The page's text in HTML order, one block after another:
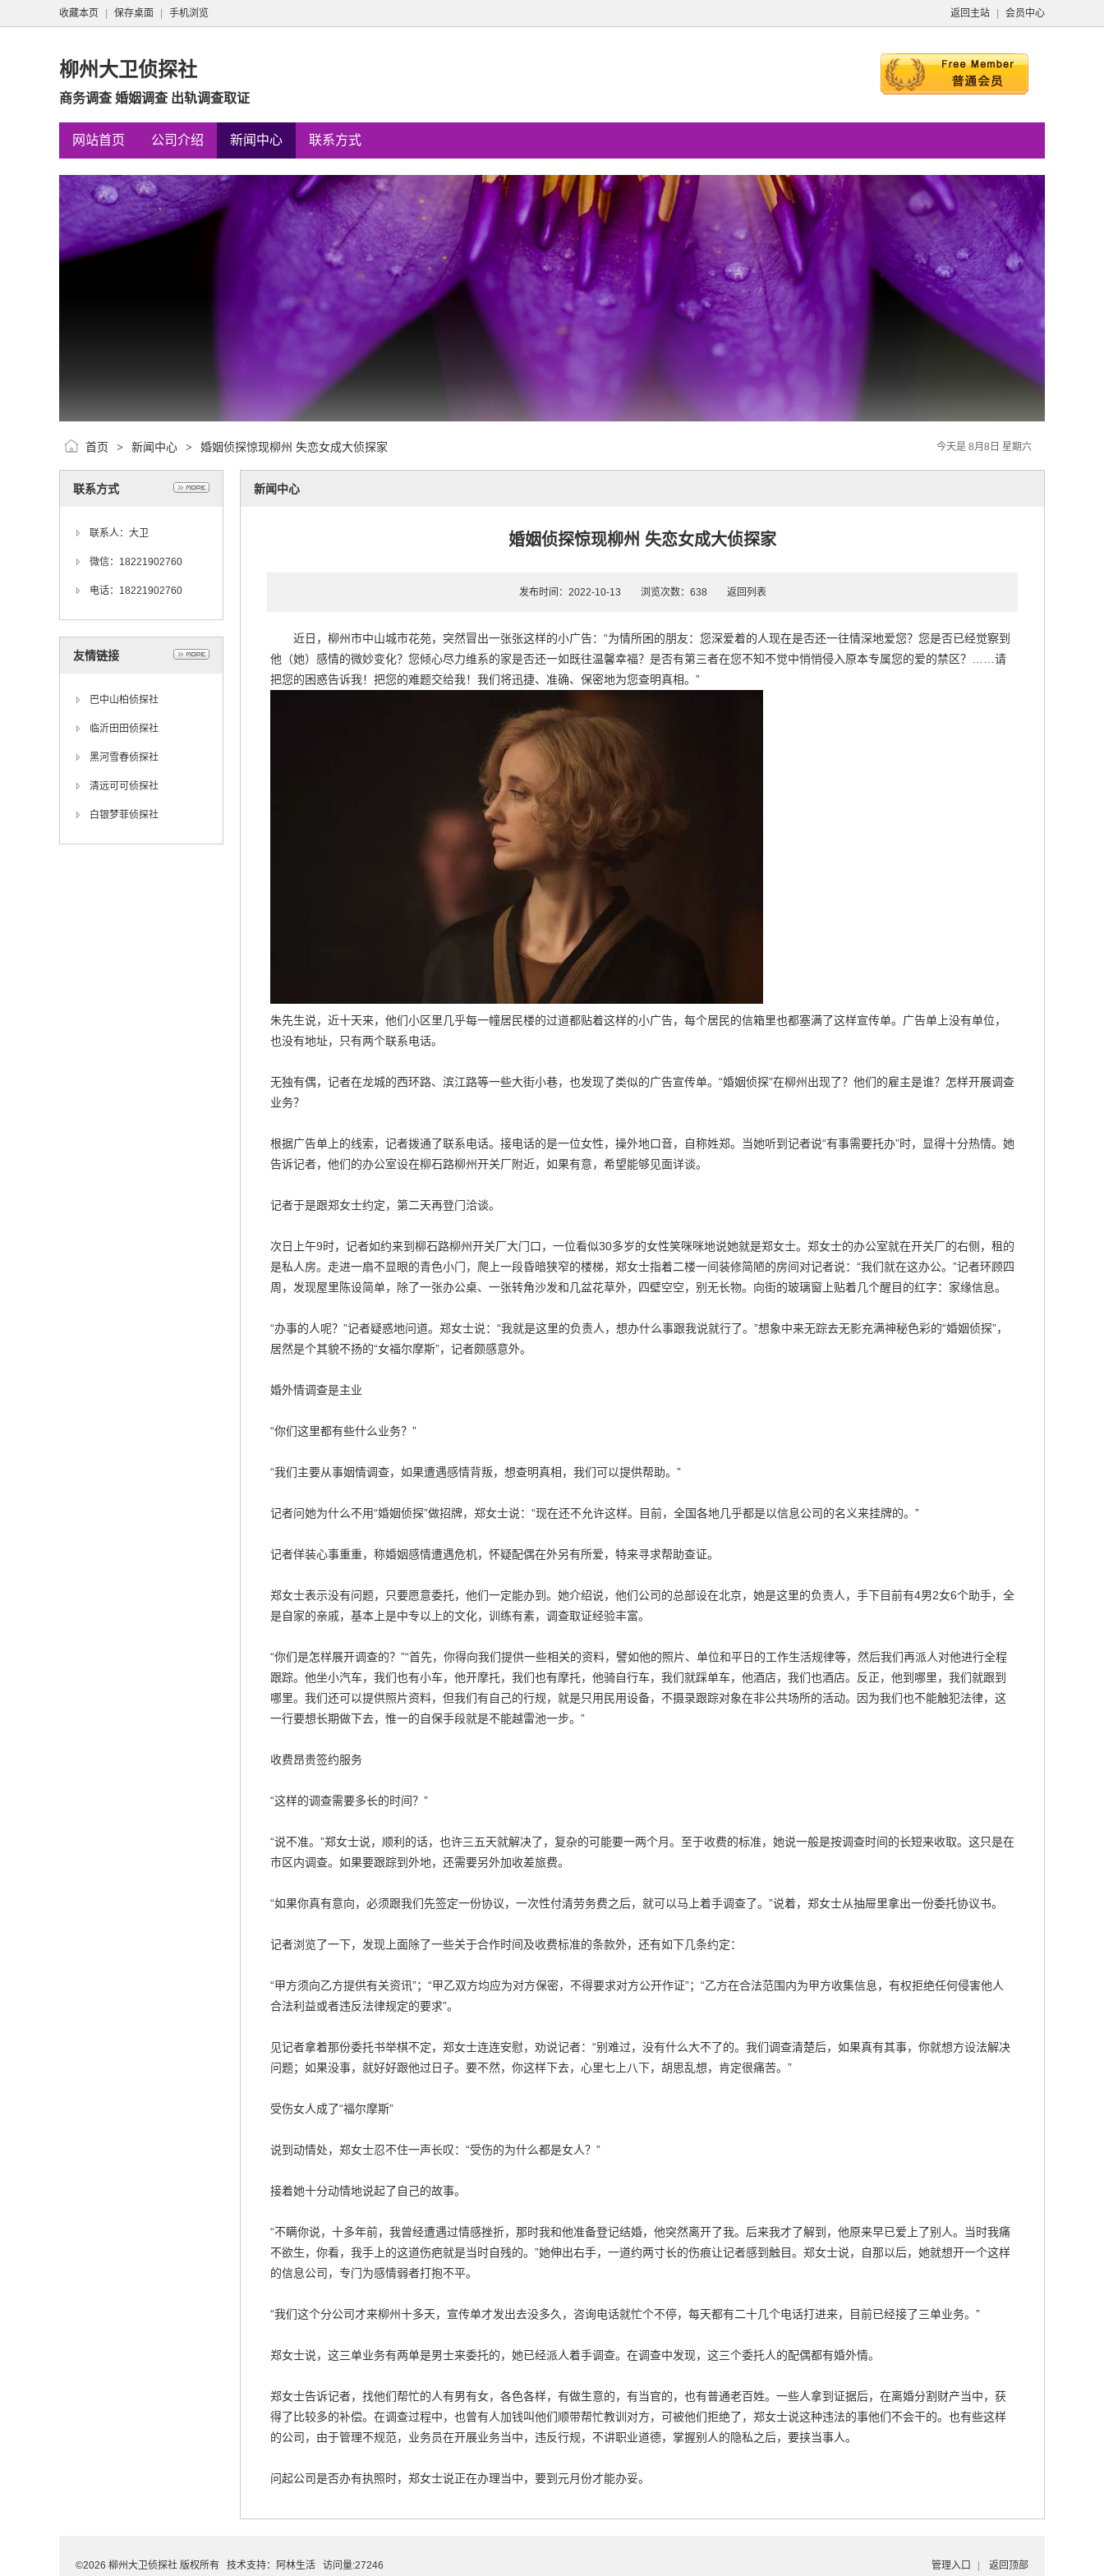
返回主站 会员中心
收藏本页 保存桌面 手机浏览
柳州大卫侦探社
商务调查 婚姻调查 出轨调查取证
网站首页 公司介绍 新闻中心 联系方式
今天是 8月8日 星期六
首页 > 新闻中心 > 婚姻侦探惊现柳州 失恋女成大侦探家
联系方式
联系人：大卫
微信：18221902760
电话：18221902760
友情链接
巴中山柏侦探社
临沂田田侦探社
黑河雪春侦探社
清远可可侦探社
白银梦菲侦探社
新闻中心
婚姻侦探惊现柳州 失恋女成大侦探家
发布时间：2022-10-13 浏览次数：638 返回列表
近日，柳州市中山城市花苑，突然冒出一张张这样的小广告：“为情所困的朋友：您深爱着的人现在是否还一往情深地爱您？您是否已经觉察到
他（她）感情的微妙变化？您倾心尽力维系的家是否还一如既往温馨幸福？是否有第三者在您不知不觉中悄悄侵入原本专属您的爱的禁区？……请
把您的困惑告诉我！把您的难题交给我！我们将迅捷、准确、保密地为您查明真相。”
朱先生说，近十天来，他们小区里几乎每一幢居民楼的过道都贴着这样的小广告，每个居民的信箱里也都塞满了这样宣传单。广告单上没有单位，
也没有地址，只有两个联系电话。
无独有偶，记者在龙城的西环路、滨江路等一些大街小巷，也发现了类似的广告宣传单。“婚姻侦探”在柳州出现了？他们的雇主是谁？怎样开展调查
业务？
根据广告单上的线索，记者拨通了联系电话。接电话的是一位女性，操外地口音，自称姓郑。当她听到记者说“有事需要托办”时，显得十分热情。她
告诉记者，他们的办公室设在柳石路柳州开关厂附近，如果有意，希望能够见面详谈。
记者于是跟郑女士约定，第二天再登门洽谈。
次日上午9时，记者如约来到柳石路柳州开关厂大门口，一位看似30多岁的女性笑咪咪地说她就是郑女士。郑女士的办公室就在开关厂的右侧，租的
是私人房。走进一扇不显眼的青色小门，爬上一段昏暗狭窄的楼梯，郑女士指着二楼一间装修简陋的房间对记者说：“我们就在这办公。”记者环顾四
周，发现屋里陈设简单，除了一张办公桌、一张转角沙发和几盆花草外，四壁空空，别无长物。向街的玻璃窗上贴着几个醒目的红字：家缘信息。
“办事的人呢？”记者疑惑地问道。郑女士说：“我就是这里的负责人，想办什么事跟我说就行了。”想象中来无踪去无影充满神秘色彩的“婚姻侦探”，
居然是个其貌不扬的“女福尔摩斯”，记者颇感意外。
婚外情调查是主业
“你们这里都有些什么业务？”
“我们主要从事姻情调查，如果遭遇感情背叛，想查明真相，我们可以提供帮助。”
记者问她为什么不用“婚姻侦探”做招牌，郑女士说：“现在还不允许这样。目前，全国各地几乎都是以信息公司的名义来挂牌的。”
记者佯装心事重重，称婚姻感情遭遇危机，怀疑配偶在外另有所爱，特来寻求帮助查证。
郑女士表示没有问题，只要愿意委托，他们一定能办到。她介绍说，他们公司的总部设在北京，她是这里的负责人，手下目前有4男2女6个助手，全
是自家的亲戚，基本上是中专以上的文化，训练有素，调查取证经验丰富。
“你们是怎样展开调查的？”“首先，你得向我们提供一些相关的资料，譬如他的照片、单位和平日的工作生活规律等，然后我们再派人对他进行全程
跟踪。他坐小汽车，我们也有小车，他开摩托，我们也有摩托，他骑自行车，我们就踩单车，他酒店，我们也酒店。反正，他到哪里，我们就跟到
哪里。我们还可以提供照片资料，但我们有自己的行规，就是只用民用设备，不摄录跟踪对象在非公共场所的活动。因为我们也不能触犯法律，这
一行要想长期做下去，惟一的自保手段就是不能越雷池一步。”
收费昂贵签约服务
“这样的调查需要多长的时间？”
“说不准。”郑女士说，顺利的话，也许三五天就解决了，复杂的可能要一两个月。至于收费的标准，她说一般是按调查时间的长短来收取。这只是在
市区内调查。如果要跟踪到外地，还需要另外加收差旅费。
“如果你真有意向，必须跟我们先签定一份协议，一次性付清劳务费之后，就可以马上着手调查了。”说着，郑女士从抽屉里拿出一份委托协议书。
记者浏览了一下，发现上面除了一些关于合作时间及收费标准的条款外，还有如下几条约定：
“甲方须向乙方提供有关资讯”；“甲乙双方均应为对方保密，不得要求对方公开作证”；“乙方在合法范围内为甲方收集信息，有权拒绝任何侵害他人
合法利益或者违反法律规定的要求”。
见记者拿着那份委托书举棋不定，郑女士连连安慰，劝说记者：“别难过，没有什么大不了的。我们调查清楚后，如果真有其事，你就想方设法解决
问题；如果没事，就好好跟他过日子。要不然，你这样下去，心里七上八下，胡思乱想，肯定很痛苦。”
受伤女人成了“福尔摩斯”
说到动情处，郑女士忍不住一声长叹：“受伤的为什么都是女人？”
接着她十分动情地说起了自己的故事。
“不瞒你说，十多年前，我曾经遭遇过情感挫折，那时我和他准备登记结婚，他突然离开了我。后来我才了解到，他原来早已爱上了别人。当时我痛
不欲生，你看，我手上的这道伤疤就是当时自残的。”她伸出右手，一道约两寸长的伤痕让记者感到触目。郑女士说，自那以后，她就想开一个这样
的信息公司，专门为感情弱者打抱不平。
“我们这个分公司才来柳州十多天，宣传单才发出去没多久，咨询电话就忙个不停，每天都有二十几个电话打进来，目前已经接了三单业务。”
郑女士说，这三单业务有两单是男士来委托的，她已经派人着手调查。在调查中发现，这三个委托人的配偶都有婚外情。
郑女士告诉记者，找他们帮忙的人有男有女，各色各样，有做生意的，有当官的，也有普通老百姓。一些人拿到证据后，在离婚分割财产当中，获
得了比较多的补偿。在调查过程中，也曾有人加钱叫他们顺带帮忙教训对方，可被他们拒绝了，郑女士说这种违法的事他们不会干的。也有些这样
的公司，由于管理不规范，业务员在开展业务当中，违反行规，不讲职业道德，掌握别人的隐私之后，要挟当事人。
问起公司是否办有执照时，郑女士说正在办理当中，要到元月份才能办妥。
管理入口 返回顶部
©2026 柳州大卫侦探社 版权所有 技术支持： 阿林生活 访问量:27246